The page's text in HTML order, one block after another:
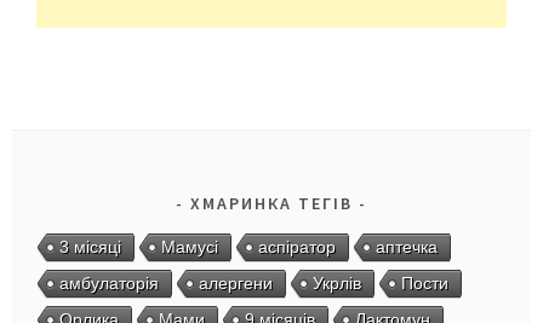
ХМАРИНКА ТЕГІВ
3 місяці Мамусі аспіратор
аптечка
амбулаторія
алергени Укрлів
Пости
Орлика
Мами 9 місяців Лактомун